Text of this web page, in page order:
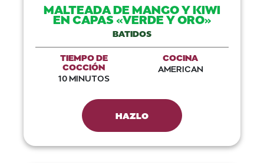
MALTEADA DE MANGO Y KIWI
EN CAPAS «VERDE Y ORO»
BATIDOS
TIEMPO DE
COCCIÓN
10 MINUTOS
COCINA
AMERICAN
HAZLO